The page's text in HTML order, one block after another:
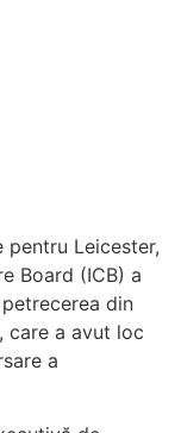
pentru Leicester,
Board (ICB) a
din
care a avut loc
a